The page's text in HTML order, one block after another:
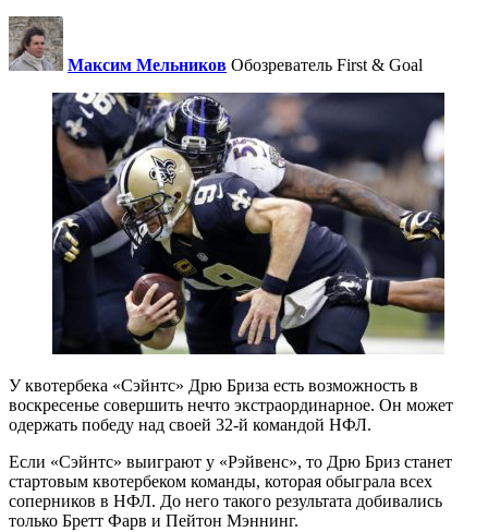
Максим Мельников Обозреватель First & Goal
У квотербека «Сэйнтс» Дрю Бриза есть возможность в
воскресенье совершить нечто экстраординарное. Он может
одержать победу над своей 32-й командой НФЛ.
Если «Сэйнтс» выиграют у «Рэйвенс», то Дрю Бриз станет
стартовым квотербеком команды, которая обыграла всех
соперников в НФЛ. До него такого результата добивались
только Бретт Фарв и Пейтон Мэннинг.